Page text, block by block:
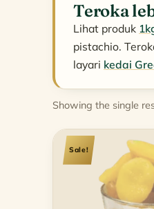
Teroka
Lihat produk
pistachio.
layari kedai
Showing the single
Sale!